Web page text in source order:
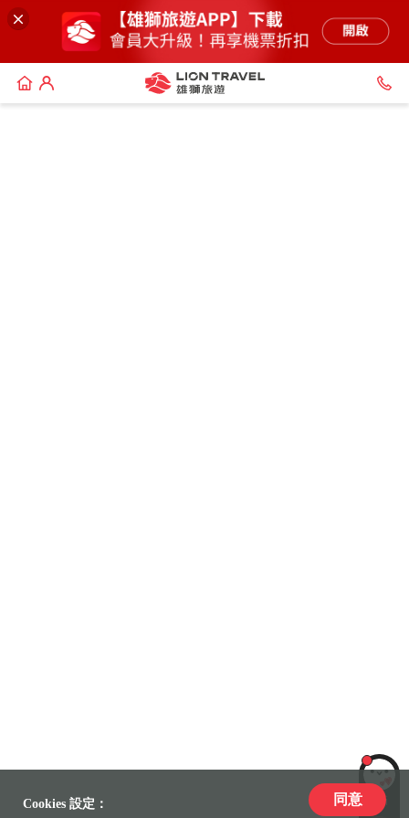
LiLi
Cookies 設定： 同意